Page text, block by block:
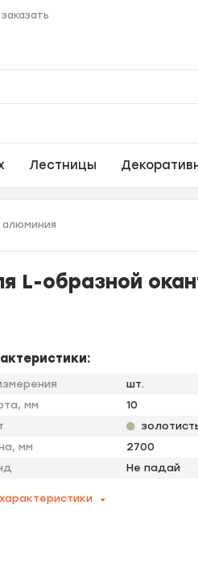
Лестницы
L-образной
шт.
мм
10
мм
2700
Не падай